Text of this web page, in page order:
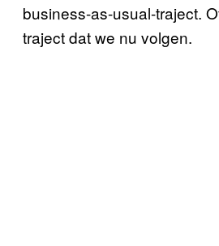
business-as-usual-traject.
traject dat we nu volgen.